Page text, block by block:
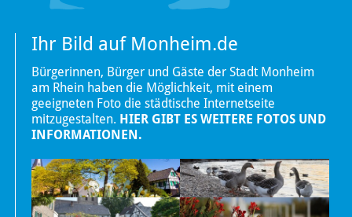
Ihr Bild auf Monheim.de
Bürgerinnen, Bürger und Gäste der Stadt Monheim
am Rhein haben die Möglichkeit, mit einem
geeigneten Foto die städtische Internetseite
mitzugestalten. HIER GIBT ES WEITERE FOTOS UND
INFORMATIONEN.